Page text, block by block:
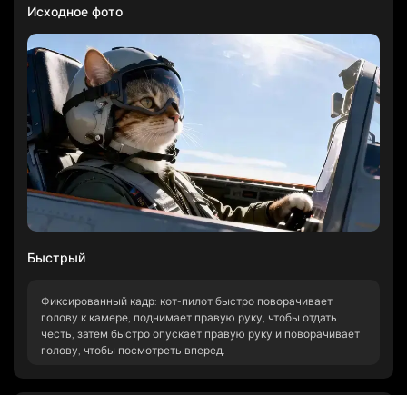
Исходное фото
Быстрый
Фиксированный кадр: кот-пилот быстро поворачивает
голову к камере, поднимает правую руку, чтобы отдать
честь, затем быстро опускает правую руку и поворачивает
голову, чтобы посмотреть вперед.